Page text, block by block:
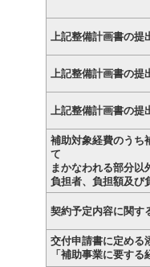
上記整備計画書の提
上記整備計画書の提
上記整備計画書の提
補助対象経費のうち
て
まかなわれる部分以
負担者、負担額及び
契約予定内容に関す
交付申請書に定める
「補助事業に要する